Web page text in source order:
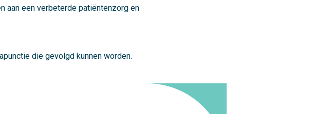
aan een verbeterde patiëntenzorg en
die gevolgd kunnen worden.